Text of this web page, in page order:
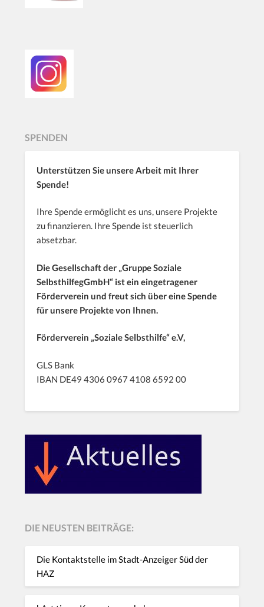
SPENDEN
Unterstützen Sie unsere Arbeit mit Ihrer
Spende!
Ihre Spende ermöglicht es uns, unsere Projekte
zu finanzieren. Ihre Spende ist steuerlich
absetzbar.
Die Gesellschaft der „Gruppe Soziale
SelbsthilfegGmbH“ ist ein eingetragener
Förderverein und freut sich über eine Spende
für unsere Projekte von Ihnen.
Förderverein „Soziale Selbsthilfe“ e.V,
GLS Bank
IBAN DE49 4306 0967 4108 6592 00
DIE NEUSTEN BEITRÄGE:
Die Kontaktstelle im Stadt-Anzeiger Süd der
HAZ